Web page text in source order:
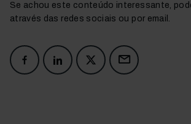
Se achou este conteúdo interessante,
através das redes sociais ou por email.